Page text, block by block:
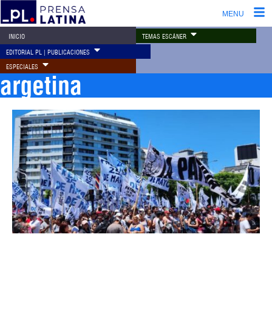
MENU
INICIO TEMAS ESCÁNER
EDITORIAL PL | PUBLICACIONES
ESPECIALES
argetina